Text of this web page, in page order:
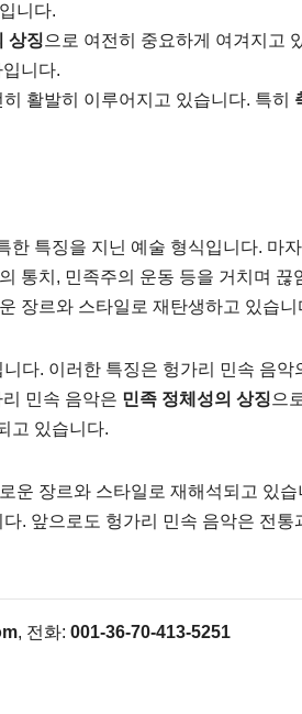
니다.
상징으로 여전히 중요하게 여겨지고
니다.
히 활발히 이루어지고 있습니다. 특히
특징을 지닌 예술 형식입니다. 마
통치, 민족주의 운동 등을 거치며 끊
장르와 스타일로 재탄생하고 있습니
니다. 이러한 특징은 헝가리 민속 음악
민속 음악은 민족 정체성의 상징으
고 있습니다.
운 장르와 스타일로 재해석되고 있
. 앞으로도 헝가리 민속 음악은 전통
, 전화: 001-36-70-413-5251